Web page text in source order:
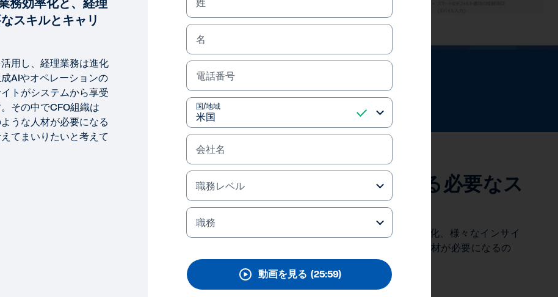
＆STRATEGY セッション / 財務/会計部門向け
AI/MLを活用した業務効率化と、経理部門における必要なス
キルとキャリア展望について
々なテクノロジーを活用し、経理業務は進化をしてまいります。生成AIやオペレーションの自動化、様々なインサイ
がシステムから享受できるようになります。その中でCFO組織はどのような変化とどのような人材が必要になるの
、皆様と一緒に考えてまいりたいと考えております。
名
電話番号
国/地域
会社名
職務レベル
職務
動画を見る (25:59)
スキルとキャリ
用し、経理業務は進化
AIやオペレーションの
トがシステムから享受
その中でCFO組織は
うな人材が必要になる
てまいりたいと考えて